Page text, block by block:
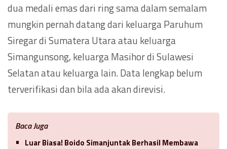
dua medali emas dari ring sama dalam semalam
mungkin pernah datang dari keluarga Paruhum
Siregar di Sumatera Utara atau keluarga
Simangunsong, keluarga Masihor di Sulawesi
Selatan atau keluarga lain. Data lengkap belum
terverifikasi dan bila ada akan direvisi.
Baca Juga
Luar Biasa! Boido Simanjuntak Berhasil Membawa